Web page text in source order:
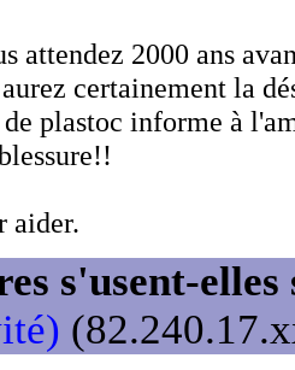
attendez 2000 ans
certainement la
de plastoc informe à
aider.
s'usent-